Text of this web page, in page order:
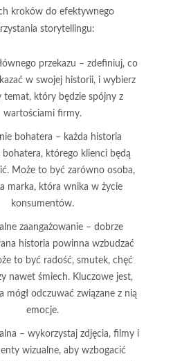
kroków do efektywnego
storytellingu:
przekazu – zdefiniuj, co
w swojej historii, i wybierz
temat, który będzie spójny z
wartościami firmy.
bohatera – każda historia
bohatera, którego klienci będą
Może to być zarówno osoba,
marka, która wnika w życie
konsumentów.
zaangażowanie – dobrze
historia powinna wzbudzać
to być radość, smutek, chęć
nawet śmiech. Kluczowe jest,
mógł odczuwać związane z nią
emocje.
– wykorzystaj zdjęcia, filmy i
wizualne, aby wzbogacić